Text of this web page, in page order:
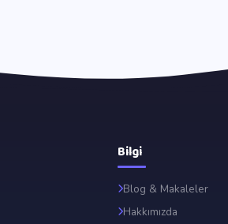
Bilgi
Blog & Makaleler
Hakkımızda